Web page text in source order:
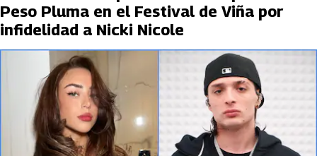
Peso Pluma en el Festival de Viña por
infidelidad a Nicki Nicole